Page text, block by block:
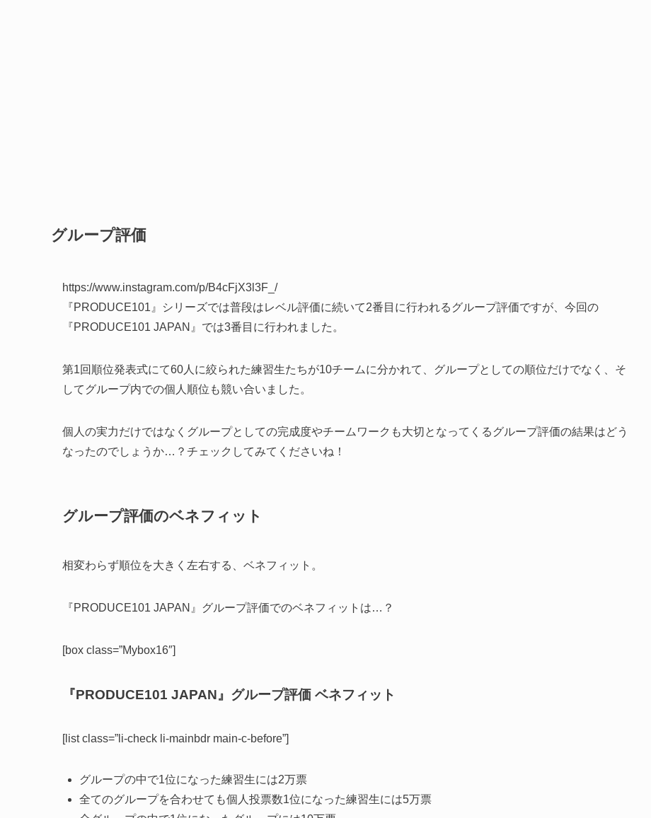
グループ評価
https://www.instagram.com/p/B4cFjX3l3F_/
『PRODUCE101』シリーズでは普段はレベル評価に続いて2番目に行われるグループ評価ですが、今回の
『PRODUCE101 JAPAN』では3番目に行われました。
第1回順位発表式にて60人に絞られた練習生たちが10チームに分かれて、グループとしての順位だけでなく、そ
してグループ内での個人順位も競い合いました。
個人の実力だけではなくグループとしての完成度やチームワークも大切となってくるグループ評価の結果はどう
なったのでしょうか…？チェックしてみてくださいね！
グループ評価のベネフィット
相変わらず順位を大きく左右する、ベネフィット。
『PRODUCE101 JAPAN』グループ評価でのベネフィットは…？
[box class=”Mybox16″]
『PRODUCE101 JAPAN』グループ評価 ベネフィット
[list class=”li-check li-mainbdr main-c-before”]
グループの中で1位になった練習生には2万票
全てのグループを合わせても個人投票数1位になった練習生には5万票